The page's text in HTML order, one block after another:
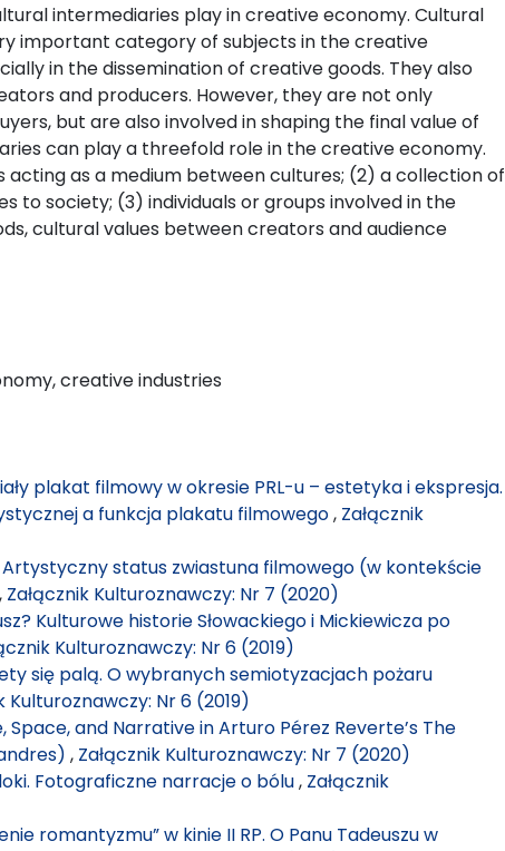
intermediaries play in creative economy. Cultural
important category of subjects in the creative
in the dissemination of creative goods. They also
and producers. However, they are not only
but are also involved in shaping the final value of
can play a threefold role in the creative economy.
acting as a medium between cultures; (2) a collection of
to society; (3) individuals or groups involved in the
cultural values between creators and audience
creative industries
plakat filmowy w okresie PRL-u – estetyka i ekspresja.
a funkcja plakatu filmowego, Załącznik
status zwiastuna filmowego (w kontekście
, Załącznik Kulturoznawczy: Nr 7 (2020)
Kulturowe historie Słowackiego i Mickiewicza po
Kulturoznawczy: Nr 6 (2019)
się palą. O wybranych semiotyzacjach pożaru
Kulturoznawczy: Nr 6 (2019)
Space, and Narrative in Arturo Pérez Reverte’s The
, Załącznik Kulturoznawczy: Nr 7 (2020)
Fotograficzne narracje o bólu, Załącznik
romantyzmu” w kinie II RP. O Panu Tadeuszu w